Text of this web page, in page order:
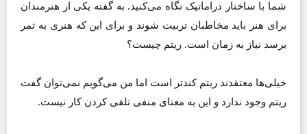
شما با ساختار دراماتیک نگاه می‌کنید. به گفته یکی از هنرمندان
برای هنر باید مخاطبان تربیت شوند و برای این که هنری به ثمر
برسد نیاز به زمان است. ریتم چیست؟
خیلی‌ها معتقدند ریتم کندتر است اما من می‌گویم نمی‌توان گفت
ریتم وجود ندارد و این به معنای منفی تلقی کردن کار نیست.